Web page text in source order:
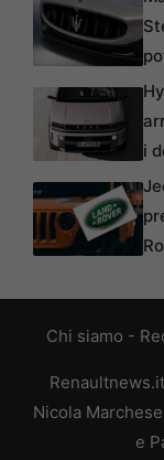
i
Chi siamo -
Nicola
e